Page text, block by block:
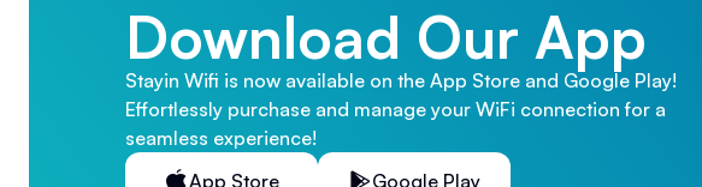
Download Our App
Stayin Wifi is now available on the App Store and Google Play!
Effortlessly purchase and manage your WiFi connection for a
seamless experience!
App Store
Google Play